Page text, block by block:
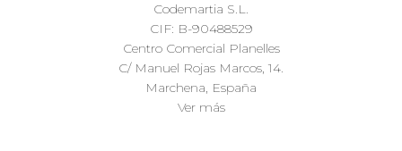
Codemartia S.L.
CIF: B-90488529
Centro Comercial Planelles
C/ Manuel Rojas Marcos, 14.
Marchena, España
Ver más